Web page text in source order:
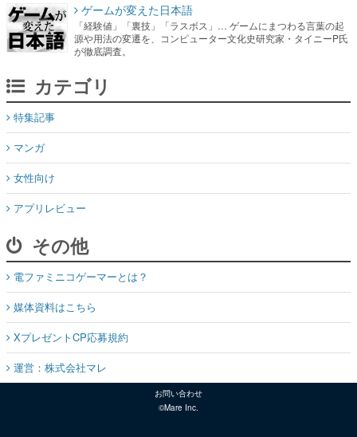
ゲームが変えた日本語
「経験値」「裏技」「ラスボス」… ゲームにまつわる言葉の起
源や用法の変遷を、コンピューター文化史研究家・タイニーP氏
が徹底調査。
カテゴリ
特集記事
マンガ
女性向け
アプリレビュー
その他
電ファミニコゲーマーとは？
媒体資料はこちら
XプレゼントCP応募規約
運営：株式会社マレ
お問い合わせ
©Mare Inc.